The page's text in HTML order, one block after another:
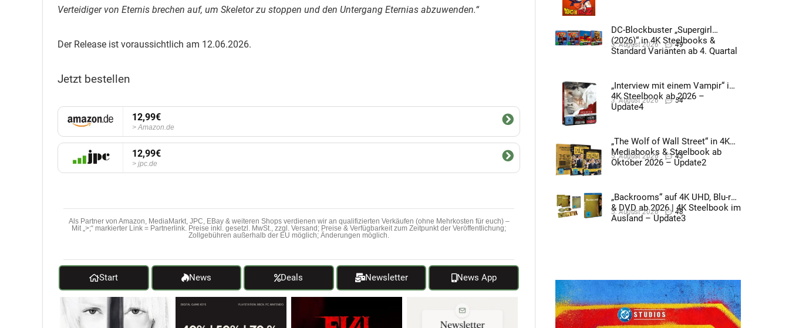
Verteidiger von Eternis brechen auf, um Skeletor zu stoppen und den Untergang Eternias abzuwenden.“
Der Release ist voraussichtlich am 12.06.2026.
Jetzt bestellen
12,99€
Amazon.de
12,99€
jpc.de
Als Partner von Amazon, MediaMarkt, JPC, EBay & weiteren Shops verdienen wir an qualifizierten Verkäufen (ohne Mehrkosten für euch) –
Mit „>;“ markierter Link = Partnerlink. Preise inkl. gesetzl. MwSt., zzgl. Versand; Preise & Verfügbarkeit zum Zeitpunkt der Veröffentlichung;
Zollgebühren außerhalb der EU möglich; Änderungen möglich.
Start News Deals Newsletter News App
DC-Blockbuster „Supergirl
(2026)“ in 4K Steelbooks &
Standard Varianten ab 4. Quartal
3. August 2026 49
„Interview mit einem Vampir“ im
4K Steelbook ab 2026 –
Update4
3. August 2026 54
„The Wolf of Wall Street“ in 4K
Mediabooks & Steelbook ab
Oktober 2026 – Update2
5. August 2026 43
„Backrooms“ auf 4K UHD, Blu-ray
& DVD ab 2026 | 4K Steelbook im
Ausland – Update3
5. August 2026 48